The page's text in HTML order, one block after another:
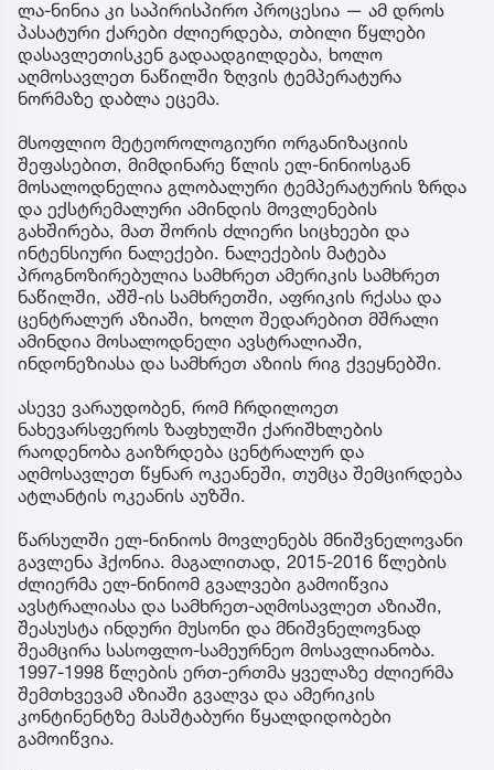
ლა-ნინია კი საპირისპირო პროცესია — ამ დროს
პასატური ქარები ძლიერდება, თბილი წყლები
დასავლეთისკენ გადაადგილდება, ხოლო
აღმოსავლეთ ნაწილში ზღვის ტემპერატურა
ნორმაზე დაბლა ეცემა.
მსოფლიო მეტეოროლოგიური ორგანიზაციის
შეფასებით, მიმდინარე წლის ელ-ნინიოსგან
მოსალოდნელია გლობალური ტემპერატურის ზრდა
და ექსტრემალური ამინდის მოვლენების
გახშირება, მათ შორის ძლიერი სიცხეები და
ინტენსიური ნალექები. ნალექების მატება
პროგნოზირებულია სამხრეთ ამერიკის სამხრეთ
ნაწილში, აშშ-ის სამხრეთში, აფრიკის რქასა და
ცენტრალურ აზიაში, ხოლო შედარებით მშრალი
ამინდია მოსალოდნელი ავსტრალიაში,
ინდონეზიასა და სამხრეთ აზიის რიგ ქვეყნებში.
ასევე ვარაუდობენ, რომ ჩრდილოეთ
ნახევარსფეროს ზაფხულში ქარიშხლების
რაოდენობა გაიზრდება ცენტრალურ და
აღმოსავლეთ წყნარ ოკეანეში, თუმცა შემცირდება
ატლანტის ოკეანის აუზში.
წარსულში ელ-ნინიოს მოვლენებს მნიშვნელოვანი
გავლენა ჰქონია. მაგალითად, 2015-2016 წლების
ძლიერმა ელ-ნინიომ გვალვები გამოიწვია
ავსტრალიასა და სამხრეთ-აღმოსავლეთ აზიაში,
შეასუსტა ინდური მუსონი და მნიშვნელოვნად
შეამცირა სასოფლო-სამეურნეო მოსავლიანობა.
1997-1998 წლების ერთ-ერთმა ყველაზე ძლიერმა
შემთხვევამ აზიაში გვალვა და ამერიკის
კონტინენტზე მასშტაბური წყალდიდობები
გამოიწვია.